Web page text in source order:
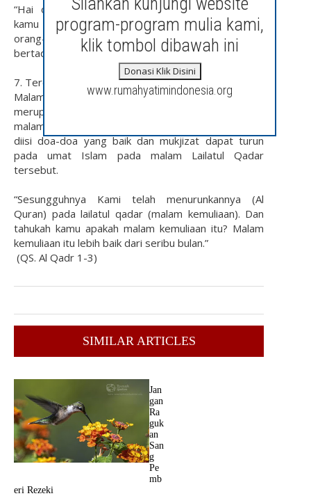
program-program mulia kami,
klik tombol dibawah ini
Donasi Klik Disini
www.rumahyatimindonesia.org
“Hai orang-orang yang beriman diwajibkan atas
kamu berpuasa sebagaimana telah diwajibkan atas
orang-orang yang sebelum kamu agar kamu
bertaqwa” (QS. Al Baqarah 183)
7. Terdapat Malam Lailatul Qadar
Malam 10 hari terakhir pada bulan Ramadhan
merupakan waktu-waktu yang diantaranya terdapat
malam Lailatul Qadar, dimana malam tersebut baik
diisi doa-doa yang baik dan mukjizat dapat turun
pada umat Islam pada malam Lailatul Qadar
tersebut.
“Sesungguhnya Kami telah menurunkannya (Al
Quran) pada lailatul qadar (malam kemuliaan). Dan
tahukah kamu apakah malam kemuliaan itu? Malam
kemuliaan itu lebih baik dari seribu bulan.”
(QS. Al Qadr 1-3)
SIMILAR ARTICLES
Jan
gan
Ra
guk
an
San
g
Pe
mb
eri Rezeki